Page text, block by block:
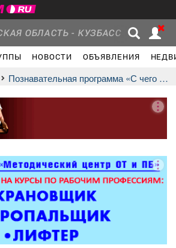
ОБЛАСТЬ - КУЗБАСС
НОВОСТИ ОБЪЯВЛЕНИЯ
Недвижимость Услуги
Познавательная программа «С чего начинается Родина»